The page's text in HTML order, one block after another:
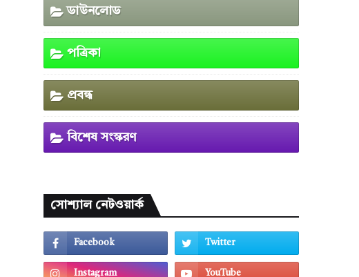
ডাউনলোড
পত্রিকা
প্রবন্ধ
বিশেষ সংস্করণ
সোশ্যাল নেটওয়ার্ক